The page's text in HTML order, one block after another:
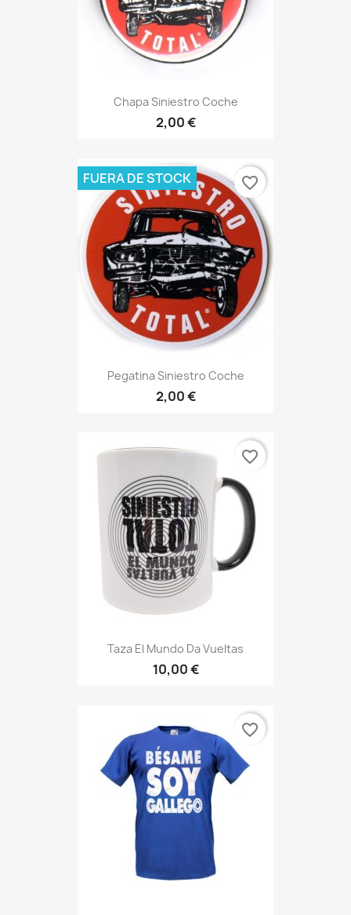
Chapa Siniestro Coche
2,00 €
Pegatina Siniestro Coche
2,00 €
FUERA DE STOCK favorite_border
Taza El Mundo Da Vueltas
10,00 €
favorite_border
favorite_border